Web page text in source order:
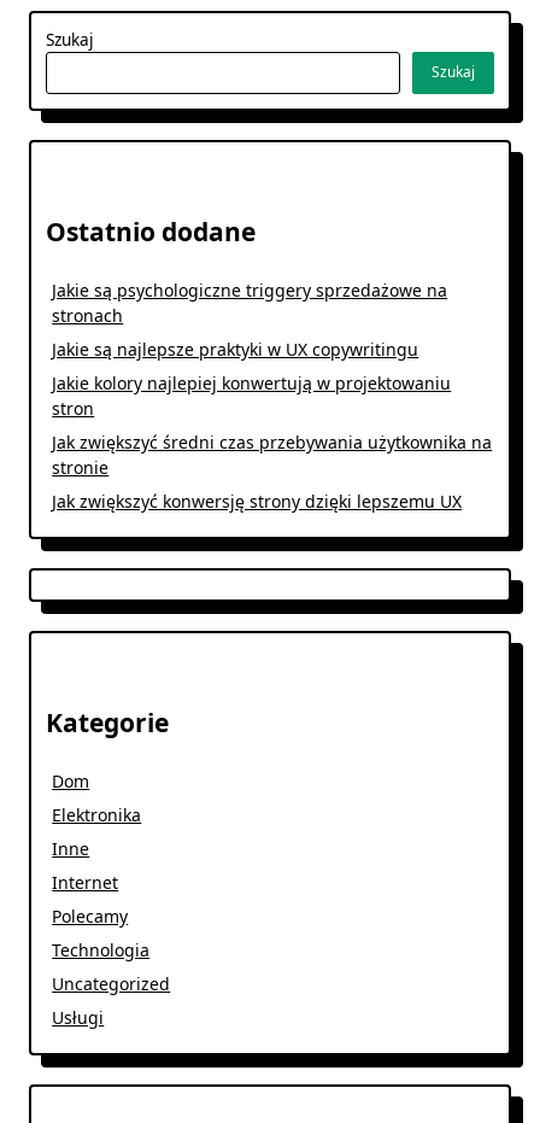
Szukaj
Szukaj
Ostatnio dodane
Jakie są psychologiczne triggery sprzedażowe na
stronach
Jakie są najlepsze praktyki w UX copywritingu
Jakie kolory najlepiej konwertują w projektowaniu
stron
Jak zwiększyć średni czas przebywania użytkownika na
stronie
Jak zwiększyć konwersję strony dzięki lepszemu UX
Kategorie
Dom
Elektronika
Inne
Internet
Polecamy
Technologia
Uncategorized
Usługi